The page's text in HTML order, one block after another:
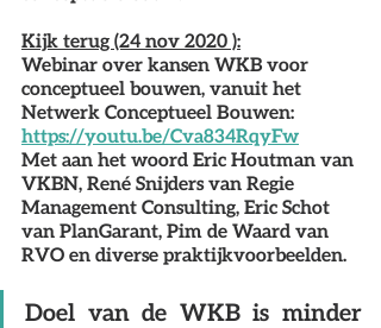
Kijk terug (24 nov 2020 ):
Webinar over kansen WKB voor
conceptueel bouwen, vanuit het
Netwerk Conceptueel Bouwen:
https://youtu.be/Cva834RqyFw
Met aan het woord Eric Houtman van
VKBN, René Snijders van Regie
Management Consulting, Eric Schot
van PlanGarant, Pim de Waard van
RVO en diverse praktijkvoorbeelden.
Doel van de WKB is minder